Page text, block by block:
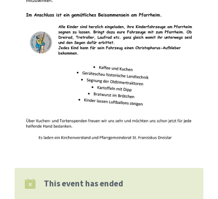
This event has ended